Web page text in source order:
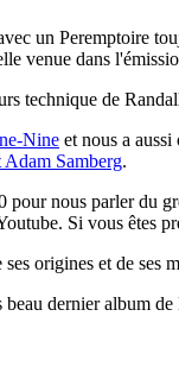
un Peremptoire
venue dans
technique de
Nine et nous a
Adam Samberg.
pour nous parler du
Si vous êtes
ses origines et de ses
dernier album